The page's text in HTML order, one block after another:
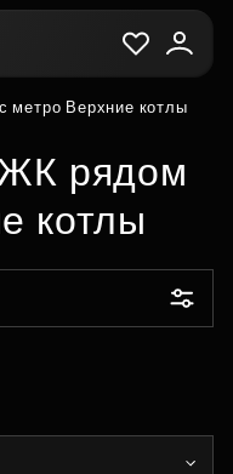
метро Верхние котлы
рядом
котлы